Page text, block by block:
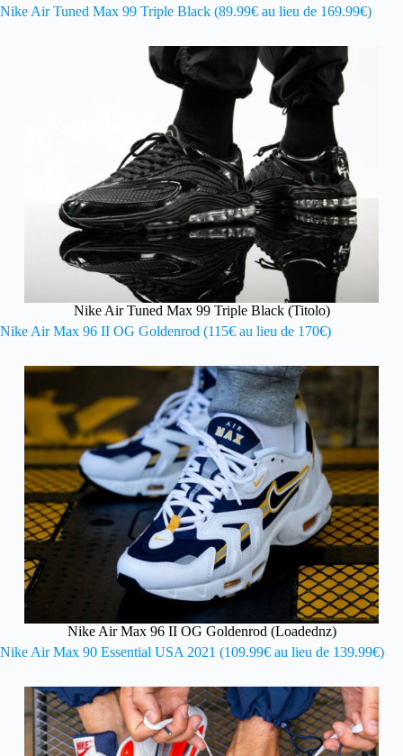
Nike Air Tuned Max 99 Triple Black (89.99€ au lieu de 169.99€)
Nike Air Tuned Max 99 Triple Black (Titolo)
Nike Air Max 96 II OG Goldenrod (115€ au lieu de 170€)
Nike Air Max 96 II OG Goldenrod (Loadednz)
Nike Air Max 90 Essential USA 2021 (109.99€ au lieu de 139.99€)